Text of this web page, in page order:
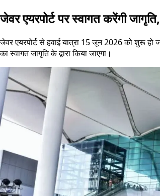
जेवर एयरपोर्ट पर स्वागत करेंगी
जेवर एयरपोर्ट से हवाई यात्रा 15 जून 2026 को शुरू हो
का स्वागत जागृति के द्वारा किया जाएगा।